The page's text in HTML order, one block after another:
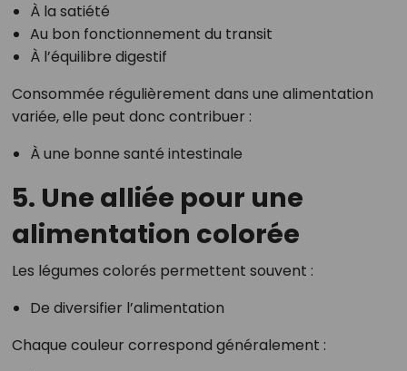
À la satiété
Au bon fonctionnement du transit
À l’équilibre digestif
Consommée régulièrement dans une alimentation
variée, elle peut donc contribuer :
À une bonne santé intestinale
5. Une alliée pour une
alimentation colorée
Les légumes colorés permettent souvent :
De diversifier l’alimentation
Chaque couleur correspond généralement :